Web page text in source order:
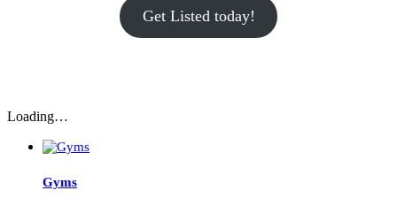
Get Listed today!
Loading…
Gyms